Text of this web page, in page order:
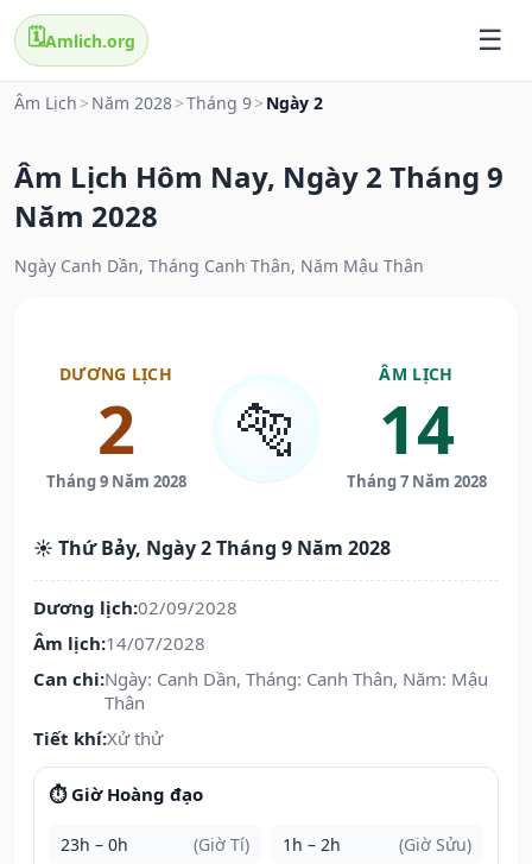
🗓️Amlich.org
Âm Lịch > Năm 2028>Tháng 9> Ngày 2
Âm Lịch Hôm Nay, Ngày 2 Tháng 9
Năm 2028
Ngày Canh Dần, Tháng Canh Thân, Năm Mậu Thân
DƯƠNG LỊCH
2
Tháng 9 Năm 2028
🐅
ÂM LỊCH
14
Tháng 7 Năm 2028
☀️ Thứ Bảy, Ngày 2 Tháng 9 Năm 2028
Dương lịch:02/09/2028
Âm lịch:14/07/2028
Can chi:Ngày: Canh Dần, Tháng: Canh Thân, Năm: Mậu
Thân
Tiết khí:Xử thử
⏱️ Giờ Hoàng đạo
23h – 0h (Giờ Tí) 1h – 2h (Giờ Sửu)